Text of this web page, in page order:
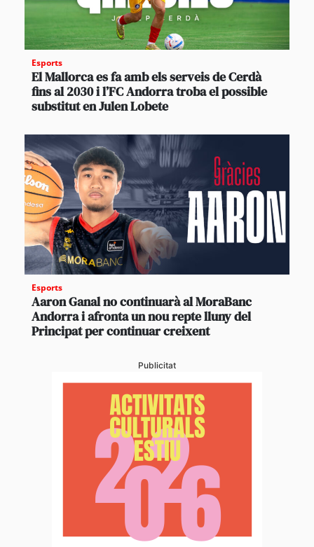
Esports
El Mallorca es fa amb els serveis de Cerdà
fins al 2030 i l’FC Andorra troba el possible
substitut en Julen Lobete
Esports
Aaron Ganal no continuarà al MoraBanc
Andorra i afronta un nou repte lluny del
Principat per continuar creixent
Publicitat